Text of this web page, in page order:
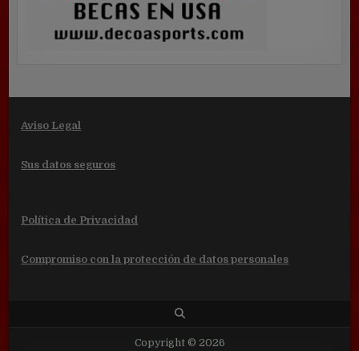
Aviso Legal
Sus datos seguros
Política de Privacidad
Compromiso con la protección de datos personales
Copyright © 2026